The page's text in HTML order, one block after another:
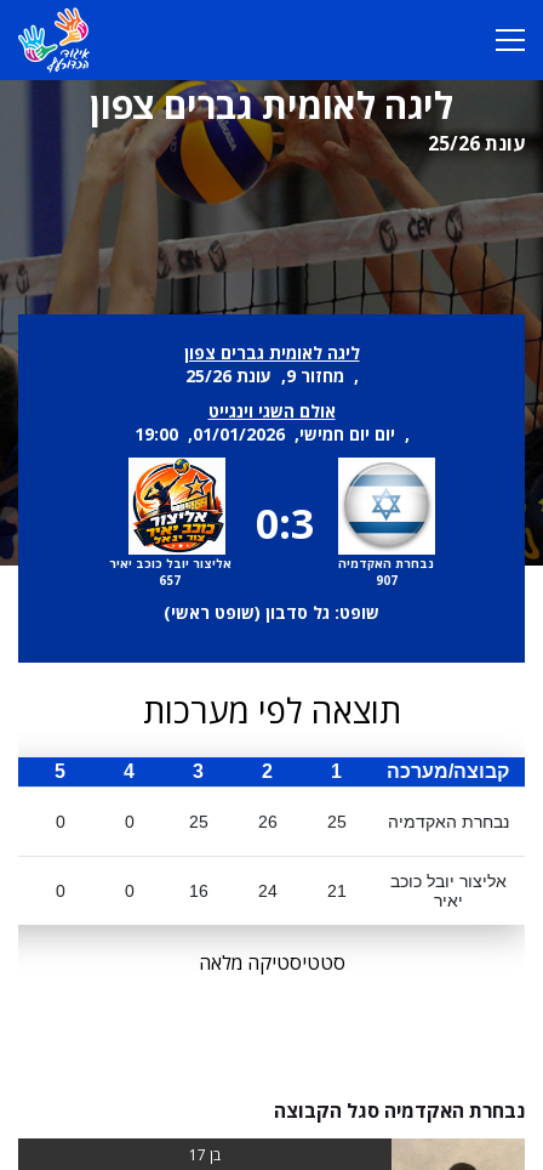
ליגה לאומית גברים צפון
עונת 25/26
ליגה לאומית גברים צפון
, מחזור 9, עונת 25/26
אולם השגי וינגייט
, יום יום חמישי, 01/01/2026, 19:00
נבחרת האקדמיה
907
0:3
אליצור יובל כוכב יאיר
657
שופט: גל סדבון (שופט ראשי)
תוצאה לפי מערכות
קבוצה/מערכה 1
2
3
4
5
נבחרת האקדמיה 25
26
25
0
0
אליצור יובל כוכב
יאיר
21
24
16
0
0
סטטיסטיקה מלאה
נבחרת האקדמיה סגל הקבוצה
בן 17